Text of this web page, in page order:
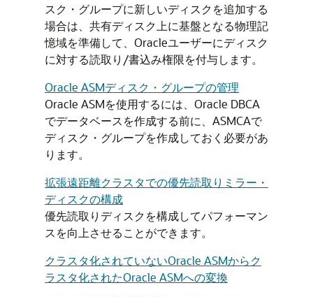
スク・グループに新しいディスクを追加する
場合は、共有ディスク上に基盤となる物理記
憶域を準備して、Oracleユーザーにディスク
に対する読取り/書込み権限を付与します。
Oracle ASMディスク・グループの管理
Oracle ASMを使用するには、Oracle DBCA
でデータベースを作成する前に、ASMCAで
ディスク・グループを作成しておく必要があ
ります。
拡張遠距離クラスタでの優先読取りミラー・
ディスクの構成
優先読取りディスクを構成してパフォーマン
スを向上させることができます。
クラスタ化されていないOracle ASMからク
ラスタ化されたOracle ASMへの変換